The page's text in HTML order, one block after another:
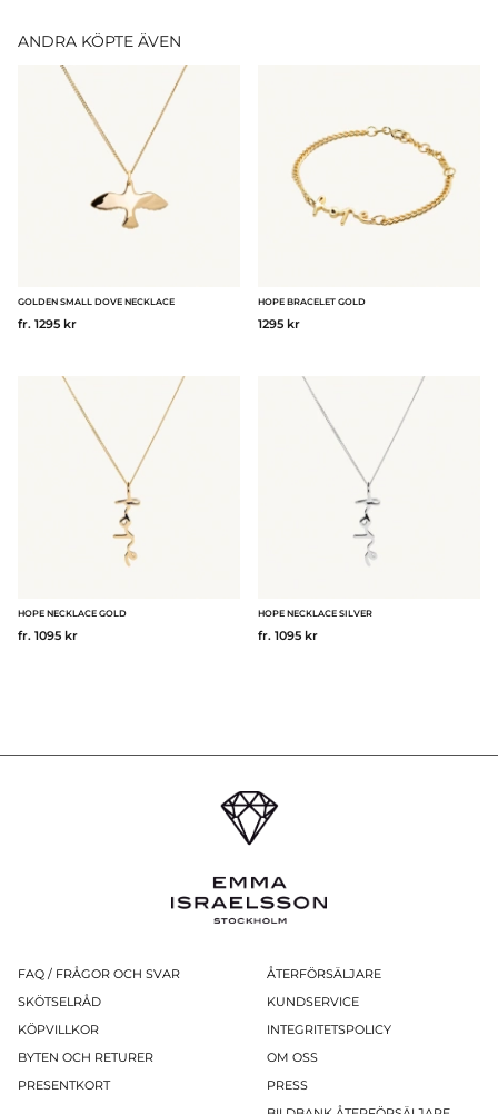
ANDRA KÖPTE ÄVEN
GOLDEN SMALL DOVE NECKLACE
fr. 1295 kr
HOPE BRACELET GOLD
1295 kr
HOPE NECKLACE GOLD
fr. 1095 kr
HOPE NECKLACE SILVER
fr. 1095 kr
FAQ / FRÅGOR OCH SVAR
SKÖTSELRÅD
KÖPVILLKOR
BYTEN OCH RETURER
PRESENTKORT
ÅTERFÖRSÄLJARE
KUNDSERVICE
INTEGRITETSPOLICY
OM OSS
PRESS